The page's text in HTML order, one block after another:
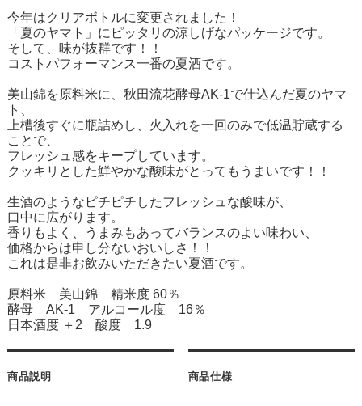
今年はクリアボトルに変更されました！
「夏のヤマト」にピッタリの涼しげなパッケージです。
そして、味が抜群です！！
コストパフォーマンス一番の夏酒です。
美山錦を原料米に、秋田流花酵母AK-1で仕込んだ夏のヤマ
ト、
上槽後すぐに瓶詰めし、火入れを一回のみで低温貯蔵する
ことで、
フレッシュ感をキープしています。
クッキリとした鮮やかな酸味がとってもうまいです！！
生酒のようなピチピチしたフレッシュな酸味が、
口中に広がります。
香りもよく、うまみもあってバランスのよい味わい、
価格からは申し分ないおいしさ！！
これは是非お飲みいただきたい夏酒です。
原料米 美山錦 精米度 60％
酵母 AK-1 アルコール度 16％
日本酒度 ＋2 酸度 1.9
商品説明 商品仕様